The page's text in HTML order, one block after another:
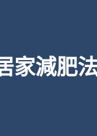
家減肥